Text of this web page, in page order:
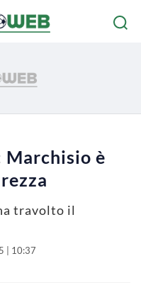
Marchisio è
travolto il
| 10:37